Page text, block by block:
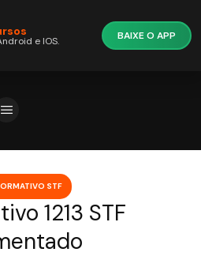
STF
1213 STF
e IOS. BAIXE O APP